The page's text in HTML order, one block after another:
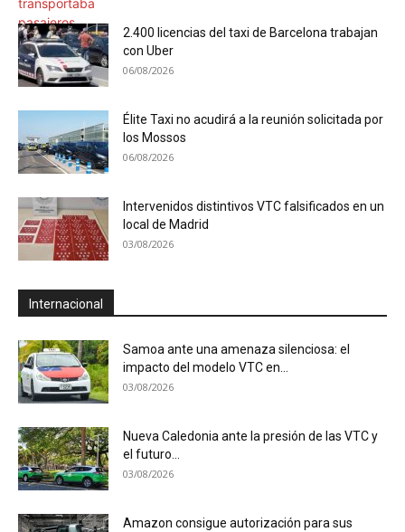
2.400 licencias del taxi de Barcelona trabajan
con Uber
06/08/2026
Élite Taxi no acudirá a la reunión solicitada por
los Mossos
06/08/2026
Intervenidos distintivos VTC falsificados en un
local de Madrid
03/08/2026
Internacional
Samoa ante una amenaza silenciosa: el
impacto del modelo VTC en...
03/08/2026
Nueva Caledonia ante la presión de las VTC y
el futuro...
03/08/2026
Amazon consigue autorización para sus